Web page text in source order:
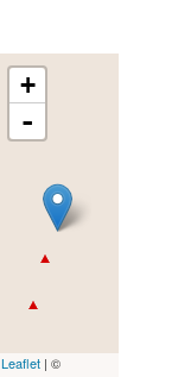
+
-
Leaflet| ©